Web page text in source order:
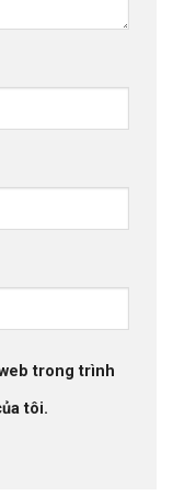
trong trình
tôi.